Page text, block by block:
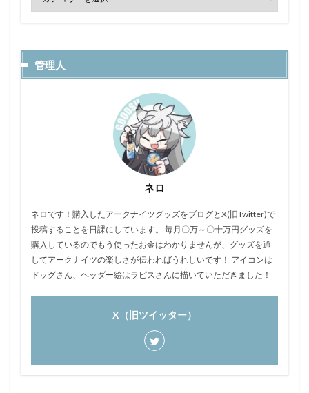
管理人
ネロ
ネロです！購入したアークナイツグッズをブログとX(旧Twitter)で
投稿することを日課にしています。 毎月〇万～〇十万円グッズを
購入しているのでもう使ったお金はわかりませんが、グッズを通
してアークナイツの楽しさが伝わればうれしいです！ アイコンは
ドッグさん、ヘッダー絵はラピスさんに描いていただきました！
X（旧ツイッター）